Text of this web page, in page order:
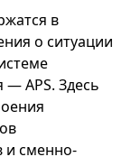
в
о ситуации
APS. Здесь
и сменно-